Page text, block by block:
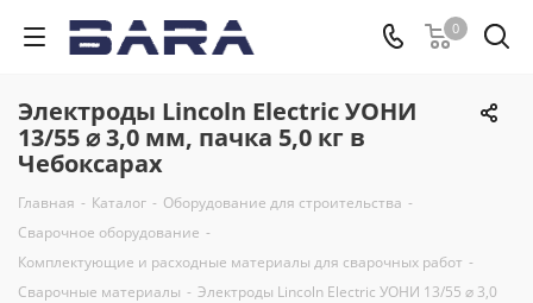
0
Электроды Lincoln Electric УОНИ
13/55 ⌀ 3,0 мм, пачка 5,0 кг в
Чебоксарах
Главная - Каталог - Оборудование для строительства -
Сварочное оборудование -
Комплектующие и расходные материалы для сварочных работ -
Сварочные материалы - Электроды Lincoln Electric УОНИ 13/55 ⌀ 3,0